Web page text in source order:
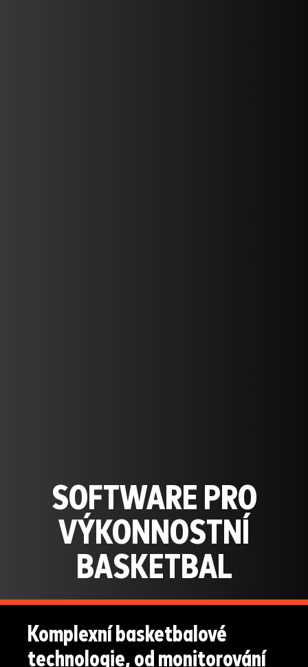
SOFTWARE PRO
VÝKONNOSTNÍ
BASKETBAL
Komplexní basketbalové
technologie, od monitorování